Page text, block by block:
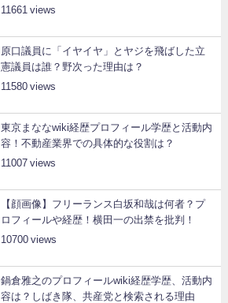
11661
原口議員に「イヤイヤ」とヤジを飛ばした立
憲議員は誰？野次った理由は？
11580
東京まななwiki経歴プロフィール学歴と活動内
容！不動産業界での具体的な役割は？
11007
【顔画像】フリーランス白坂和哉は何者？プ
ロフィールや経歴！横田一の出禁を批判！
10700
鍋倉雅之のプロフィールwiki経歴学歴、活動内
容は？しばき隊、共産党と検索される理由